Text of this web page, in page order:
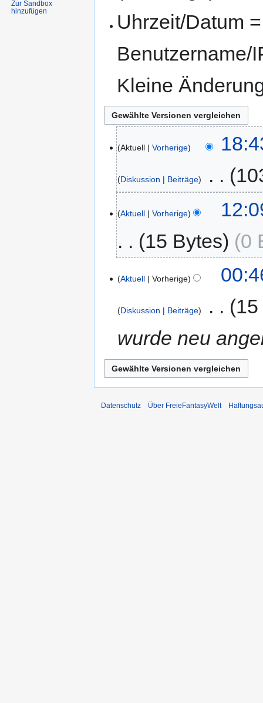
Uhrzeit/Datum
Benutzername/
Kleine
Aktuell Vorherige
Diskussion Beiträge
Aktuell Vorherige
15 Bytes
0
Aktuell Vorherige
Diskussion Beiträge
wurde neu
Zur Sandbox
hinzufügen
Datenschutz Über FreieFantasyWelt